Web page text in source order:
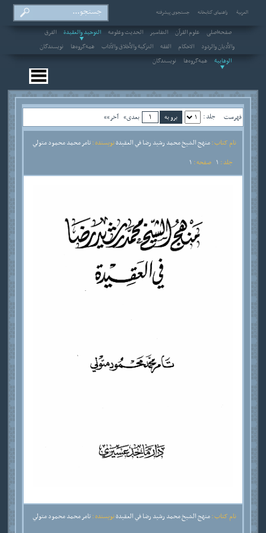
العربیة راهنمای کتابخانه جستجوی پیشرفته
صفحه‌اصلی علوم القرآن التفاسير الحديث وعلومه التوحيد والعقيدة
الفرق
والأديان والردود
الاحکام الفقه التزكية والأخلاق والآداب همه‌گروه‌ها
نویسندگان
الوهابية
همه‌گروه‌ها نویسندگان
فهرست جلد : بعدی» آخر»»
نام کتاب :منهج الشيخ محمد رشيد رضا في العقيدةنویسنده :تامر محمد محمود متولي
جلد :
صفحه :
نام کتاب :منهج الشيخ محمد رشيد رضا في العقيدةنویسنده :تامر محمد محمود متولي